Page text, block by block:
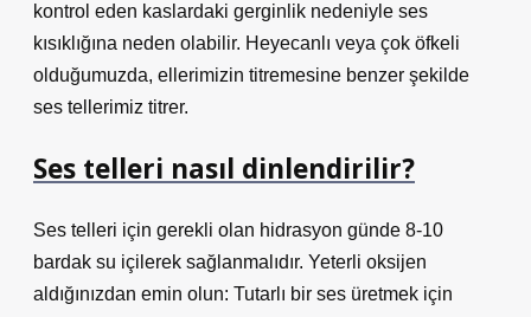
kontrol eden kaslardaki gerginlik nedeniyle ses
kısıklığına neden olabilir. Heyecanlı veya çok öfkeli
olduğumuzda, ellerimizin titremesine benzer şekilde
ses tellerimiz titrer.
Ses telleri nasıl dinlendirilir?
Ses telleri için gerekli olan hidrasyon günde 8-10
bardak su içilerek sağlanmalıdır. Yeterli oksijen
aldığınızdan emin olun: Tutarlı bir ses üretmek için